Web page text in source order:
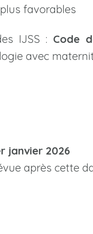
favorables
IJSS : Code
avec
janvier 2026
après cette